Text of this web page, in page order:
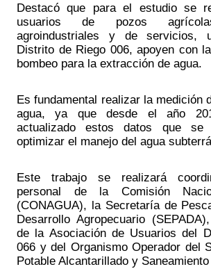
Destacó que para el estudio se
usuarios de pozos
agroindustriales y de servicios,
Distrito de Riego 006, apoyen con
bombeo para la extracción de agua.
Es fundamental realizar la medición
agua, ya que desde el año
actualizado estos datos que se
optimizar el manejo del agua
Este trabajo se realizará
personal de la Comisión
(CONAGUA), la Secretaría de
Desarrollo Agropecuario
de la Asociación de Usuarios del
066 y del Organismo Operador del
Potable Alcantarillado y